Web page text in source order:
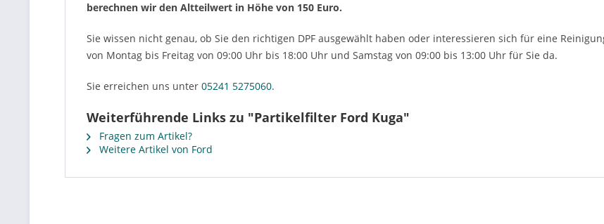
berechnen wir den Altteilwert in Höhe von 150 Euro.
Sie wissen nicht genau, ob Sie den richtigen DPF ausgewählt haben oder interessieren sich für eine
von Montag bis Freitag von 09:00 Uhr bis 18:00 Uhr und Samstag von 09:00 bis 13:00 Uhr für Sie da.
Sie erreichen uns unter 05241 5275060.
Weiterführende Links zu "Partikelfilter Ford Kuga"
Fragen zum Artikel?
Weitere Artikel von Ford